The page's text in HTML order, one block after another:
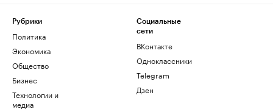
Рубрики
Политика
Экономика
Общество
Бизнес
Технологии и
медиа
Социальные
сети
ВКонтакте
Одноклассники
Telegram
Дзен